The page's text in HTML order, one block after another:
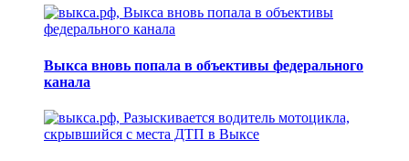
Выкса вновь попала в объективы федерального
канала